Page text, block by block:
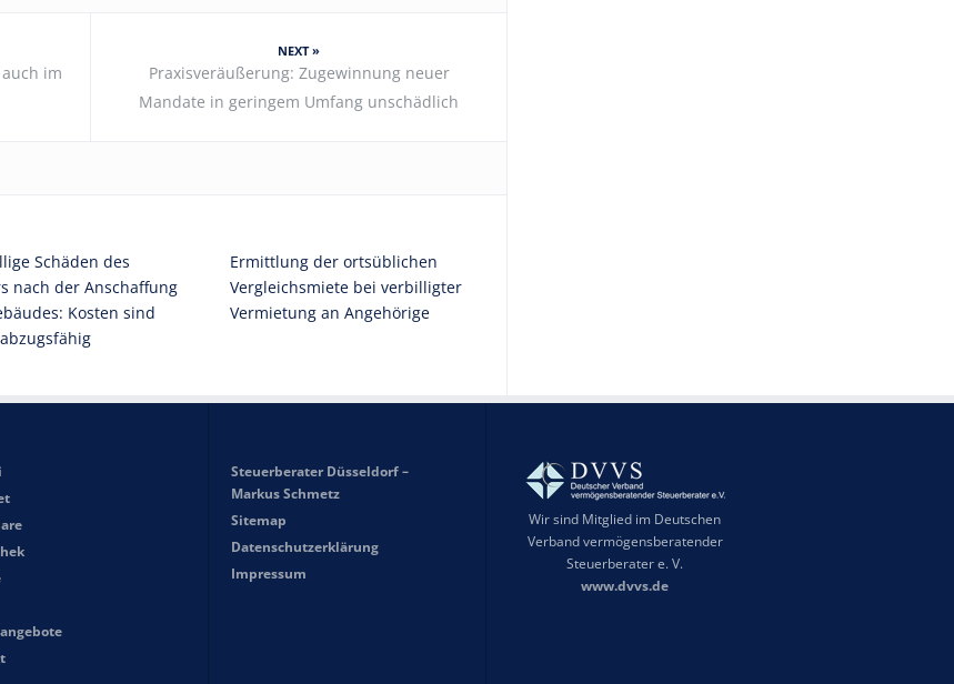
im
NEXT »
Praxisveräußerung: Zugewinnung neuer
Mandate in geringem Umfang unschädlich
Schäden des
nach der Anschaffung
Kosten sind
Ermittlung der ortsüblichen
Vergleichsmiete bei verbilligter
Vermietung an Angehörige
Steuerberater Düsseldorf –
Markus Schmetz
Sitemap
Datenschutzerklärung
Impressum
Wir sind Mitglied im Deutschen
Verband vermögensberatender
Steuerberater e. V.
www.dvvs.de